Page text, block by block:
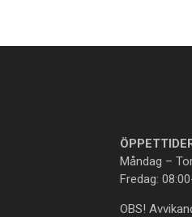
Måndag –
Fredag:
OBS!